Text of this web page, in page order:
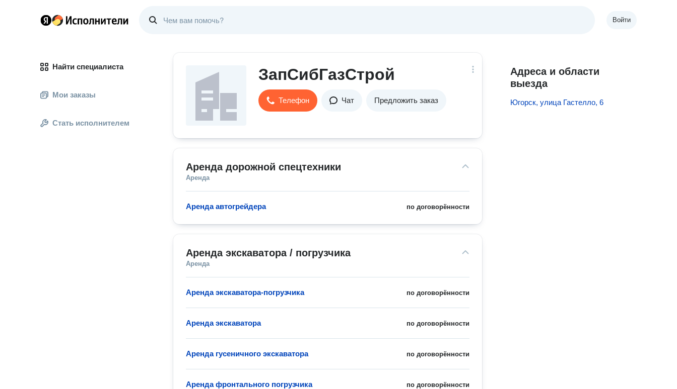
Войти
Найти специалиста
Мои заказы
Стать исполнителем
ЗапСибГазСтрой
Телефон Чат Предложить заказ
Аренда дорожной спецтехники
Аренда
по договорённости
Аренда автогрейдера
Аренда экскаватора / погрузчика
Аренда
по договорённости
Аренда экскаватора-погрузчика
по договорённости
Аренда экскаватора
по договорённости
Аренда гусеничного экскаватора
по договорённости
Аренда фронтального погрузчика
Адреса и области
выезда
Югорск, улица Гастелло, 6